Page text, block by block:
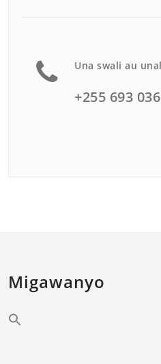
Una swali au
+255 693
Migawanyo